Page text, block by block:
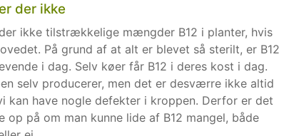
der ikke
ikke tilstrækkelige mængder B12 i planter, hvis
På grund af at alt er blevet så sterilt, er B12
i dag. Selv køer får B12 i deres kost i dag.
selv producerer, men det er desværre ikke altid
have nogle defekter i kroppen. Derfor er det
op på om man kunne lide af B12 mangel, både